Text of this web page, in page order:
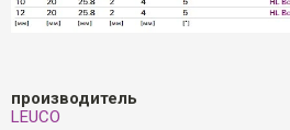
производитель
LEUCO